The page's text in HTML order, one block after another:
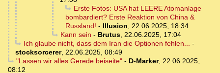
Erste Fotos: USA hat LEERE Atomanlage
bombardiert? Erste Reaktion von China &
Russland! - Illusion, 22.06.2025, 18:34
Kann sein - Brutus, 22.06.2025, 17:04
Ich glaube nicht, dass dem Iran die Optionen fehlen... -
stocksorcerer, 22.06.2025, 08:49
"Lassen wir alles Gerede beiseite"- D-Marker, 22.06.2025,
08:12